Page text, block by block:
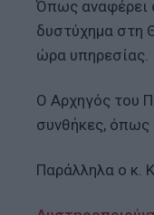
Όπως αναφέρει
δυστύχημα στη
ώρα υπηρεσίας.
Ο Αρχηγός του
συνθήκες, όπως
Παράλληλα ο κ.